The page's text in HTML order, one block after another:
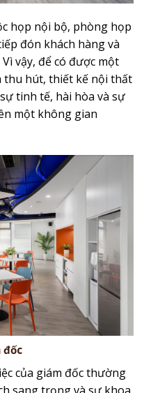
họp nội bộ, phòng họp
đón khách hàng và
vậy, để có được một
thu hút, thiết kế nội thất
tinh tế, hài hòa và sự
một không gian
của giám đốc thường
sang trọng và sự khoa